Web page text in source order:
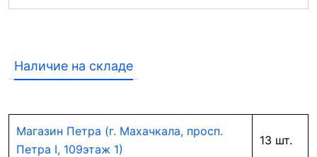
Наличие на складе
Магазин Петра (г. Махачкала, просп.
Петра I, 109этаж 1)
13 шт.